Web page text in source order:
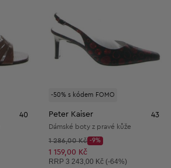
40
-50% s kódem FOMO
Peter Kaiser 43
Dámské boty z pravé kůže
Původní cena:
1 286,00 Kč
Discount Price:
-9%
Snížená cena:
1 159,00 Kč
Doporučená cena:
RRP 3 243,00 Kč (-64%)